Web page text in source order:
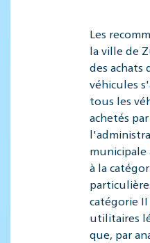
Les
la ville de
des achats
véhicules
tous les
achetés par
à la
catégorie
utilitaires
que, par